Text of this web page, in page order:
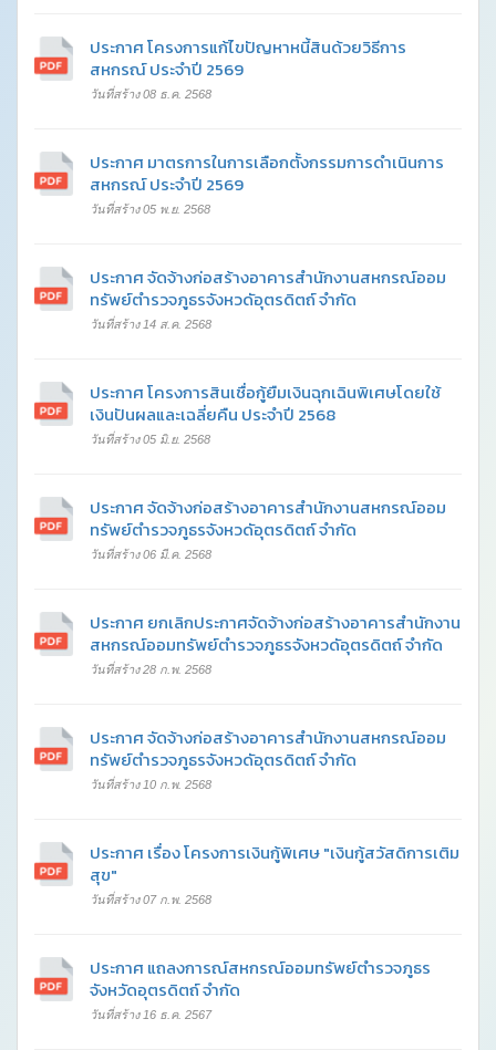
ประกาศ โครงการแก้ไขปัญหาหนี้สินด้วยวิธีการ
สหกรณ์ ประจำปี 2569
วันที่สร้าง 08 ธ.ค. 2568
ประกาศ มาตรการในการเลือกตั้งกรรมการดำเนินการ
สหกรณ์ ประจำปี 2569
วันที่สร้าง 05 พ.ย. 2568
ประกาศ จัดจ้างก่อสร้างอาคารสำนักงานสหกรณ์ออม
ทรัพย์ตำรวจภูธรจังหวดัอุตรดิตถ์ จำกัด
วันที่สร้าง 14 ส.ค. 2568
ประกาศ โครงการสินเชื่อกู้ยืมเงินฉุกเฉินพิเศษโดยใช้
เงินปันผลและเฉลี่ยคืน ประจำปี 2568
วันที่สร้าง 05 มิ.ย. 2568
ประกาศ จัดจ้างก่อสร้างอาคารสำนักงานสหกรณ์ออม
ทรัพย์ตำรวจภูธรจังหวดัอุตรดิตถ์ จำกัด
วันที่สร้าง 06 มี.ค. 2568
ประกาศ ยกเลิกประกาศจัดจ้างก่อสร้างอาคารสำนักงาน
สหกรณ์ออมทรัพย์ตำรวจภูธรจังหวดัอุตรดิตถ์ จำกัด
วันที่สร้าง 28 ก.พ. 2568
ประกาศ จัดจ้างก่อสร้างอาคารสำนักงานสหกรณ์ออม
ทรัพย์ตำรวจภูธรจังหวดัอุตรดิตถ์ จำกัด
วันที่สร้าง 10 ก.พ. 2568
ประกาศ เรื่อง โครงการเงินกู้พิเศษ "เงินกู้สวัสดิการเติม
สุข"
วันที่สร้าง 07 ก.พ. 2568
ประกาศ แถลงการณ์สหกรณ์ออมทรัพย์ตำรวจภูธร
จังหวัดอุตรดิตถ์ จำกัด
วันที่สร้าง 16 ธ.ค. 2567